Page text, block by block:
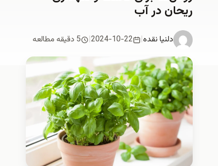
ریحان در آب
دلنیا نقدە|
2024-10-22
| 5 دقیقه مطالعه